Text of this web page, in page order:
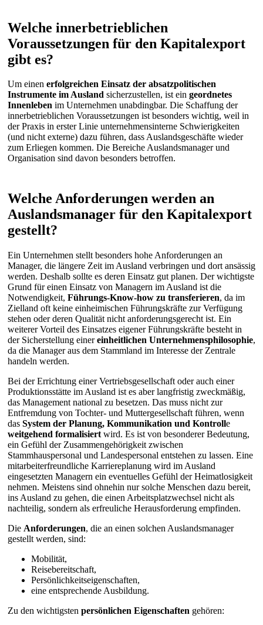
Welche innerbetrieblichen
Voraussetzungen für den Kapitalexport
gibt es?
Um einen erfolgreichen Einsatz der absatzpolitischen
Instrumente im Ausland sicherzustellen, ist ein geordnetes
Innenleben im Unternehmen unabdingbar. Die Schaffung der
innerbetrieblichen Voraussetzungen ist besonders wichtig, weil in
der Praxis in erster Linie unternehmensinterne Schwierigkeiten
(und nicht externe) dazu führen, dass Auslandsgeschäfte wieder
zum Erliegen kommen. Die Bereiche Auslandsmanager und
Organisation sind davon besonders betroffen.
Welche Anforderungen werden an
Auslandsmanager für den Kapitalexport
gestellt?
Ein Unternehmen stellt besonders hohe Anforderungen an
Manager, die längere Zeit im Ausland verbringen und dort ansässig
werden. Deshalb sollte es deren Einsatz gut planen. Der wichtigste
Grund für einen Einsatz von Managern im Ausland ist die
Notwendigkeit, Führungs-Know-how zu transferieren, da im
Zielland oft keine einheimischen Führungskräfte zur Verfügung
stehen oder deren Qualität nicht anforderungsgerecht ist. Ein
weiterer Vorteil des Einsatzes eigener Führungskräfte besteht in
der Sicherstellung einereinheitlichen Unternehmensphilosophie,
da die Manager aus dem Stammland im Interesse der Zentrale
handeln werden.
Bei der Errichtung einer Vertriebsgesellschaft oder auch einer
Produktionsstätte im Ausland ist es aber langfristig zweckmäßig,
das Management national zu besetzen. Das muss nicht zur
Entfremdung von Tochter- und Muttergesellschaft führen, wenn
das System der Planung, Kommunikation und Kontrolle
weitgehend formalisiert wird. Es ist von besonderer Bedeutung,
ein Gefühl der Zusammengehörigkeit zwischen
Stammhauspersonal und Landespersonal entstehen zu lassen. Eine
mitarbeiterfreundliche Karriereplanung wird im Ausland
eingesetzten Managern ein eventuelles Gefühl der Heimatlosigkeit
nehmen. Meistens sind ohnehin nur solche Menschen dazu bereit,
ins Ausland zu gehen, die einen Arbeitsplatzwechsel nicht als
nachteilig, sondern als erfreuliche Herausforderung empfinden.
Die Anforderungen, die an einen solchen Auslandsmanager
gestellt werden, sind:
Mobilität,
Reisebereitschaft,
Persönlichkeitseigenschaften,
eine entsprechende Ausbildung.
Zu den wichtigsten persönlichen Eigenschaften gehören: